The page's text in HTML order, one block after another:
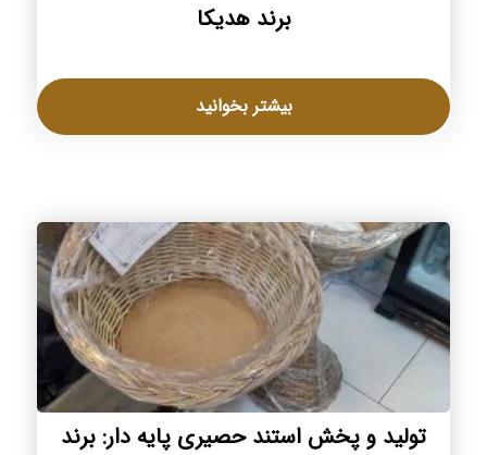
برند هدیکا
بیشتر بخوانید
تولید و پخش استند حصیری پایه دار: برند